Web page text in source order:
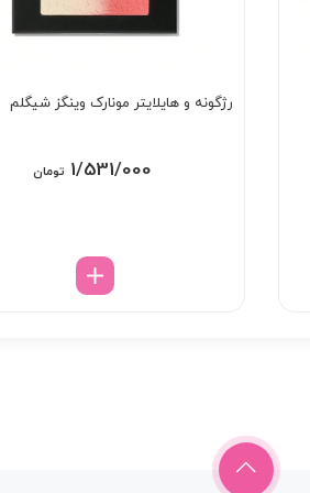
رژگونه و هایلایتر مونارک وینگز شیگلم
1/531/000 تومان